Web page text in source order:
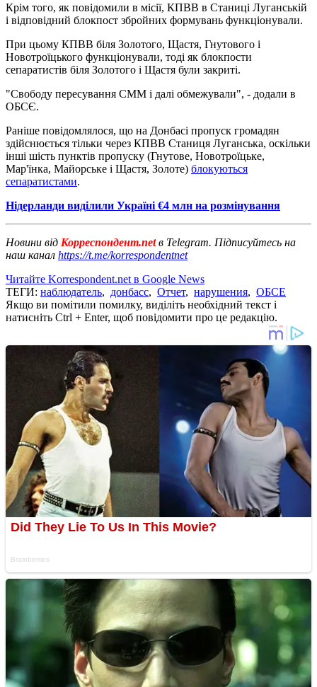
Крім того, як повідомили в місії, КПВВ в Станиці Луганській
і відповідний блокпост збройних формувань функціонували.
При цьому КПВВ біля Золотого, Щастя, Гнутового і
Новотроїцького функціонували, тоді як блокпости
сепаратистів біля Золотого і Щастя були закриті.
"Свободу пересування СММ і далі обмежували", - додали в
ОБСЄ.
Раніше повідомлялося, що на Донбасі пропуск громадян
здійснюється тільки через КПВВ Станиця Луганська, оскільки
інші шість пунктів пропуску (Гнутове, Новотроїцьке,
Мар'їнка, Майорське і Щастя, Золоте) блокуються
сепаратистами.
Нідерланди виділили Україні €4 млн на розмінування
Новини від Корреспондент.netв Telegram. Підписуйтесь на
наш канал https://t.me/korrespondentnet
Читайте Korrespondent.net в Google News
ТЕГИ: наблюдатель, донбасс, Отчет, нарушения, ОБСЕ
Якщо ви помітили помилку, виділіть необхідний текст і
натисніть Ctrl + Enter, щоб повідомити про це редакцію.